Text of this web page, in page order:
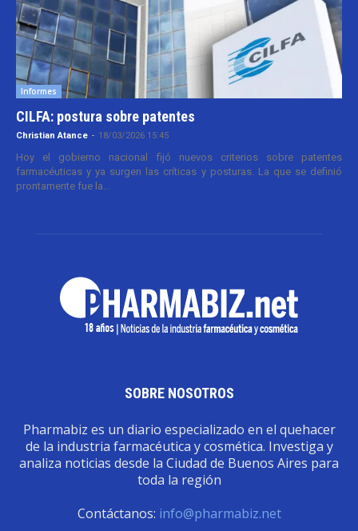
Informes
CILFA: postura sobre patentes
Christian Atance - 18/03/2026 15:45
Hoy el gobierno nacional fijó nuevos criterios sobre patentes
farmacéuticas y ya surgen las críticas y posturas. La que se definió
prontamente fue la...
SOBRE NOSOTROS
Pharmabiz es un diario especializado en el quehacer
de la industria farmacéutica y cosmética. Investiga y
analiza noticias desde la Ciudad de Buenos Aires para
toda la región
Contáctanos: info@pharmabiz.net